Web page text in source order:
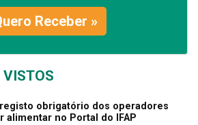
Receber »
obrigatório dos operadores
alimentar no Portal do IFAP